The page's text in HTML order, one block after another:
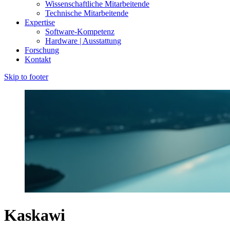
Wissenschaftliche Mitarbeitende
Technische Mitarbeitende
Expertise
Software-Kompetenz
Hardware | Ausstattung
Forschung
Kontakt
Skip to footer
Kaskawi